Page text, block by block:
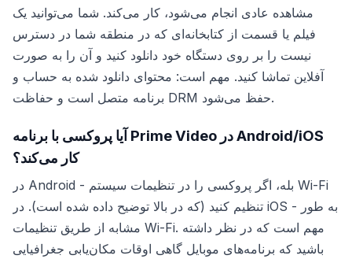
مشاهده عادی انجام می‌شود، کار می‌کند. شما می‌توانید یک
فیلم یا قسمت از کتابخانه‌ای که در منطقه شما در دسترس
نیست را بر روی دستگاه خود دانلود کنید و آن را به صورت
آفلاین تماشا کنید. مهم است: محتوای دانلود شده به حساب و
برنامه متصل است و حفاظت DRM حفظ می‌شود.
آیا پروکسی با برنامه Prime Video در Android/iOS
کار می‌کند؟
در Android - بله، اگر پروکسی را در تنظیمات سیستم Wi-Fi
تنظیم کنید (که در بالا توضیح داده شده است). در iOS - به طور
مشابه از طریق تنظیمات Wi-Fi. مهم است که در نظر داشته
باشید که برنامه‌های موبایل گاهی اوقات مکان‌یابی جغرافیایی